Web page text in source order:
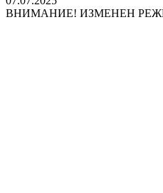
ВНИМАНИЕ! ИЗМЕНЕН